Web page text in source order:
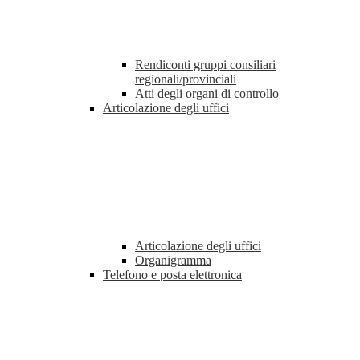
Rendiconti gruppi consiliari
regionali/provinciali
Atti degli organi di controllo
Articolazione degli uffici
Articolazione degli uffici
Organigramma
Telefono e posta elettronica